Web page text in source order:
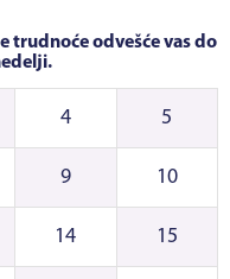
trudnoće odvešće vas do
4 5
9 10
14 15